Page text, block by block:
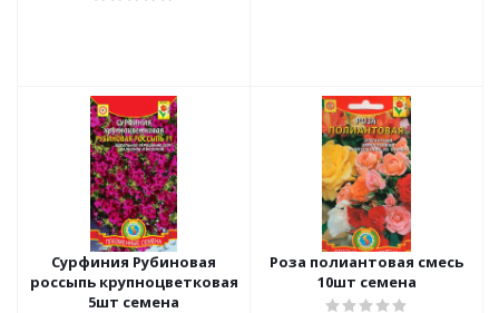
Сурфиния Рубиновая
россыпь крупноцветковая
5шт семена
Роза полиантовая смесь
10шт семена